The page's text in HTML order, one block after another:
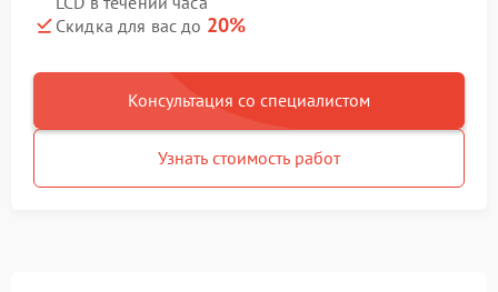
Скидка для вас до 20%
Консультация со специалистом
Узнать стоимость работ